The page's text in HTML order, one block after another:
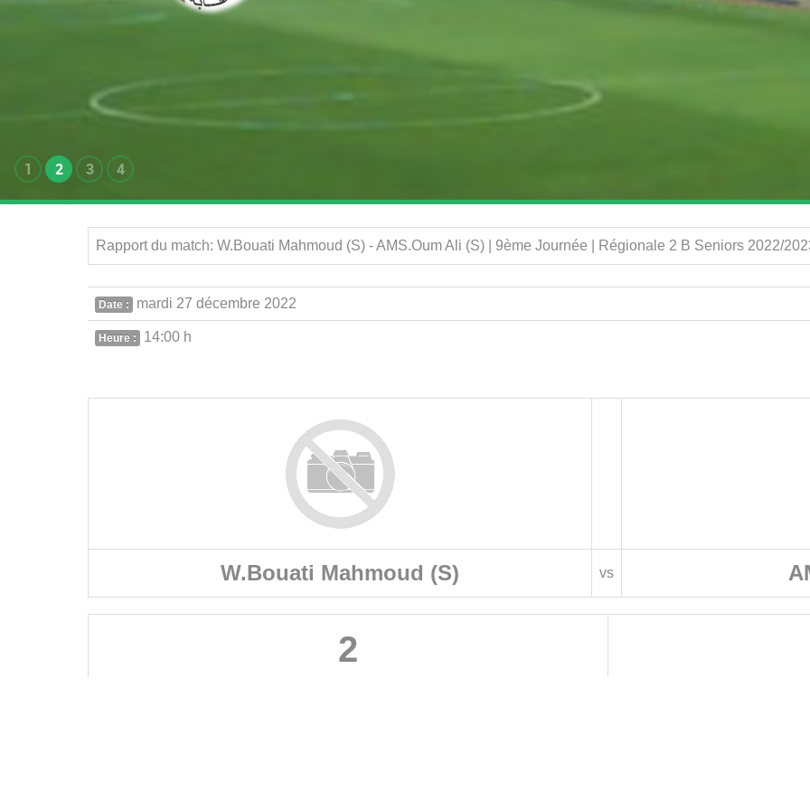
1 2 3 4
Rapport du match: W.Bouati Mahmoud (S) - AMS.Oum Ali (S) | 9ème Journée | Régionale 2 B Seniors 2022/
Date : mardi 27 décembre 2022
Heure : 14:00 h
W.Bouati Mahmoud (S) vs
2